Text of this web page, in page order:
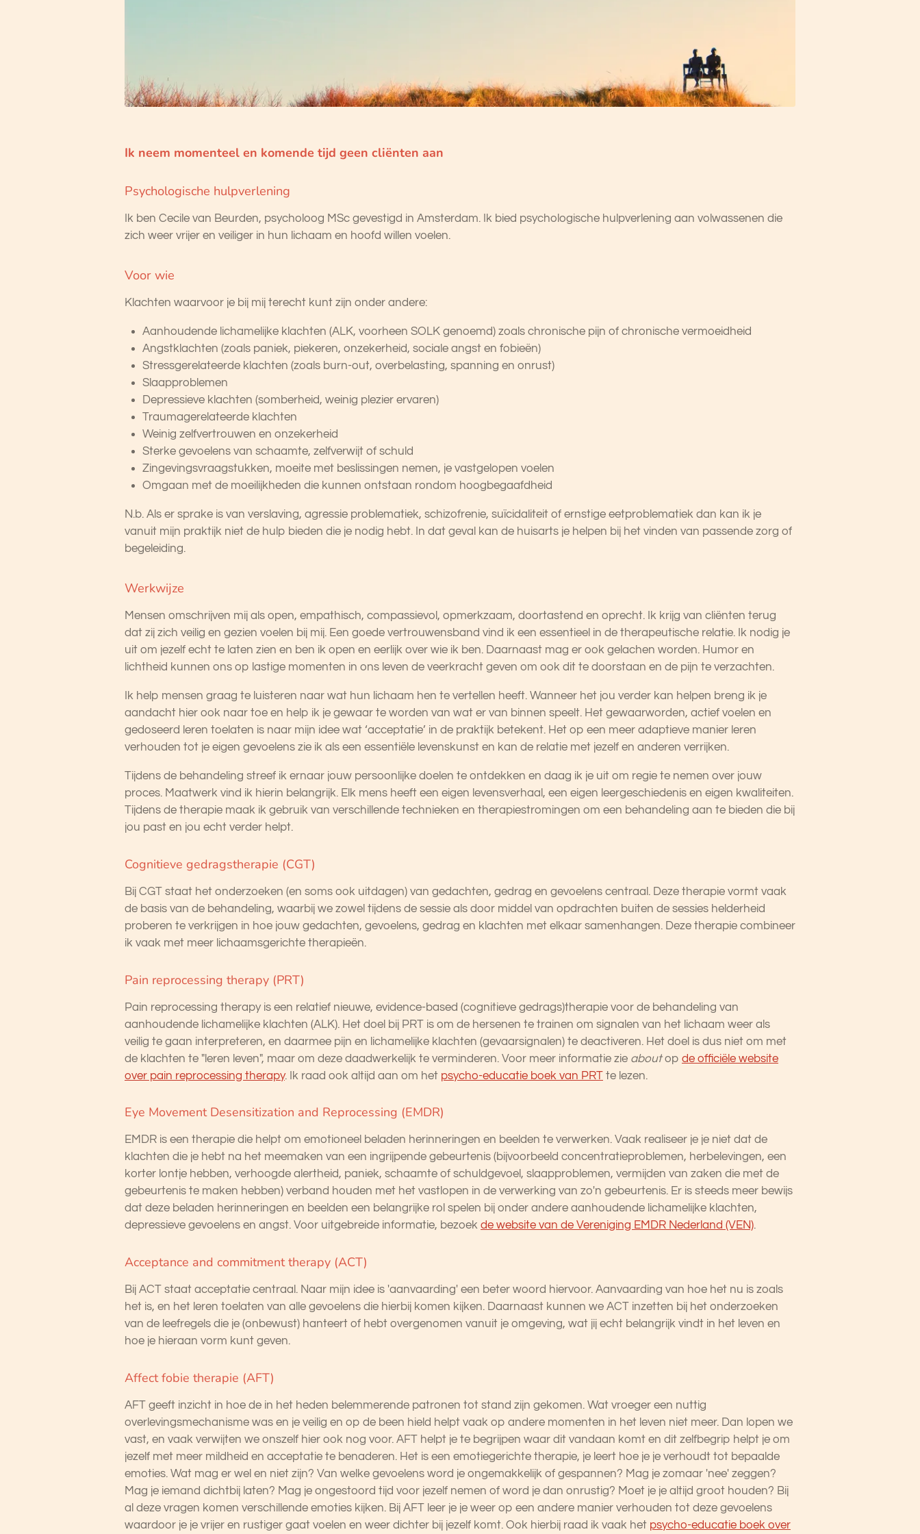
Ik neem momenteel en komende tijd geen cliënten aan
Psychologische hulpverlening
Ik ben Cecile van Beurden, psycholoog MSc gevestigd in Amsterdam. Ik bied psychologische hulpverlening aan volwassenen die
zich weer vrijer en veiliger in hun lichaam en hoofd willen voelen.
Voor wie
Klachten waarvoor je bij mij terecht kunt zijn onder andere:
Aanhoudende lichamelijke klachten (ALK, voorheen SOLK genoemd) zoals chronische pijn of chronische vermoeidheid
Angstklachten (zoals paniek, piekeren, onzekerheid, sociale angst en fobieën)
Stressgerelateerde klachten (zoals burn-out, overbelasting, spanning en onrust)
Slaapproblemen
Depressieve klachten (somberheid, weinig plezier ervaren)
Traumagerelateerde klachten
Weinig zelfvertrouwen en onzekerheid
Sterke gevoelens van schaamte, zelfverwijt of schuld
Zingevingsvraagstukken, moeite met beslissingen nemen, je vastgelopen voelen
Omgaan met de moeilijkheden die kunnen ontstaan rondom hoogbegaafdheid
N.b. Als er sprake is van verslaving, agressie problematiek, schizofrenie, suïcidaliteit of ernstige eetproblematiek dan kan ik je
vanuit mijn praktijk niet de hulp bieden die je nodig hebt. In dat geval kan de huisarts je helpen bij het vinden van passende zorg of
begeleiding.
Werkwijze
Mensen omschrijven mij als open, empathisch, compassievol, opmerkzaam, doortastend en oprecht. Ik krijg van cliënten terug
dat zij zich veilig en gezien voelen bij mij. Een goede vertrouwensband vind ik een essentieel in de therapeutische relatie. Ik nodig je
uit om jezelf echt te laten zien en ben ik open en eerlijk over wie ik ben. Daarnaast mag er ook gelachen worden. Humor en
lichtheid kunnen ons op lastige momenten in ons leven de veerkracht geven om ook dit te doorstaan en de pijn te verzachten.
Ik help mensen graag te luisteren naar wat hun lichaam hen te vertellen heeft. Wanneer het jou verder kan helpen breng ik je
aandacht hier ook naar toe en help ik je gewaar te worden van wat er van binnen speelt. Het gewaarworden, actief voelen en
gedoseerd leren toelaten is naar mijn idee wat ‘acceptatie’ in de praktijk betekent. Het op een meer adaptieve manier leren
verhouden tot je eigen gevoelens zie ik als een essentiële levenskunst en kan de relatie met jezelf en anderen verrijken.
Tijdens de behandeling streef ik ernaar jouw persoonlijke doelen te ontdekken en daag ik je uit om regie te nemen over jouw
proces. Maatwerk vind ik hierin belangrijk. Elk mens heeft een eigen levensverhaal, een eigen leergeschiedenis en eigen kwaliteiten.
Tijdens de therapie maak ik gebruik van verschillende technieken en therapiestromingen om een behandeling aan te bieden die bij
jou past en jou echt verder helpt.
Cognitieve gedragstherapie (CGT)
Bij CGT staat het onderzoeken (en soms ook uitdagen) van gedachten, gedrag en gevoelens centraal. Deze therapie vormt vaak
de basis van de behandeling, waarbij we zowel tijdens de sessie als door middel van opdrachten buiten de sessies helderheid
proberen te verkrijgen in hoe jouw gedachten, gevoelens, gedrag en klachten met elkaar samenhangen. Deze therapie combineer
ik vaak met meer lichaamsgerichte therapieën.
Pain reprocessing therapy (PRT)
Pain reprocessing therapy is een relatief nieuwe, evidence-based (cognitieve gedrags)therapie voor de behandeling van
aanhoudende lichamelijke klachten (ALK). Het doel bij PRT is om de hersenen te trainen om signalen van het lichaam weer als
veilig te gaan interpreteren, en daarmee pijn en lichamelijke klachten (gevaarsignalen) te deactiveren. Het doel is dus niet om met
de klachten te "leren leven", maar om deze daadwerkelijk te verminderen. Voor meer informatie zie aboutop de officiële website
over pain reprocessing therapy. Ik raad ook altijd aan om het psycho-educatie boek van PRT te lezen.
Eye Movement Desensitization and Reprocessing (EMDR)
EMDR is een therapie die helpt om emotioneel beladen herinneringen en beelden te verwerken. Vaak realiseer je je niet dat de
klachten die je hebt na het meemaken van een ingrijpende gebeurtenis (bijvoorbeeld concentratieproblemen, herbelevingen, een
korter lontje hebben, verhoogde alertheid, paniek, schaamte of schuldgevoel, slaapproblemen, vermijden van zaken die met de
gebeurtenis te maken hebben) verband houden met het vastlopen in de verwerking van zo'n gebeurtenis. Er is steeds meer bewijs
dat deze beladen herinneringen en beelden een belangrijke rol spelen bij onder andere aanhoudende lichamelijke klachten,
depressieve gevoelens en angst. Voor uitgebreide informatie, bezoek de website van de Vereniging EMDR Nederland (VEN).
Acceptance and commitment therapy (ACT)
Bij ACT staat acceptatie centraal. Naar mijn idee is 'aanvaarding' een beter woord hiervoor. Aanvaarding van hoe het nu is zoals
het is, en het leren toelaten van alle gevoelens die hierbij komen kijken. Daarnaast kunnen we ACT inzetten bij het onderzoeken
van de leefregels die je (onbewust) hanteert of hebt overgenomen vanuit je omgeving, wat jij echt belangrijk vindt in het leven en
hoe je hieraan vorm kunt geven.
Affect fobie therapie (AFT)
AFT geeft inzicht in hoe de in het heden belemmerende patronen tot stand zijn gekomen. Wat vroeger een nuttig
overlevingsmechanisme was en je veilig en op de been hield helpt vaak op andere momenten in het leven niet meer. Dan lopen we
vast, en vaak verwijten we onszelf hier ook nog voor. AFT helpt je te begrijpen waar dit vandaan komt en dit zelfbegrip helpt je om
jezelf met meer mildheid en acceptatie te benaderen. Het is een emotiegerichte therapie, je leert hoe je je verhoudt tot bepaalde
emoties. Wat mag er wel en niet zijn? Van welke gevoelens word je ongemakkelijk of gespannen? Mag je zomaar 'nee' zeggen?
Mag je iemand dichtbij laten? Mag je ongestoord tijd voor jezelf nemen of word je dan onrustig? Moet je je altijd groot houden? Bij
al deze vragen komen verschillende emoties kijken. Bij AFT leer je je weer op een andere manier verhouden tot deze gevoelens
waardoor je je vrijer en rustiger gaat voelen en weer dichter bij jezelf komt. Ook hierbij raad ik vaak het psycho-educatie boek over